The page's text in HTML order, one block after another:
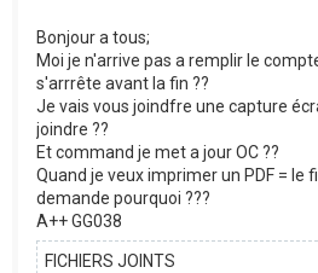
Bonjour a tous;
Moi je n'arrive pas a remplir le
s'arrrête avant la fin ??
Je vais vous joindfre une capture
joindre ??
Et command je met a jour OC ??
Quand je veux imprimer un PDF = le
demande pourquoi ???
A++ GG038
FICHIERS JOINTS